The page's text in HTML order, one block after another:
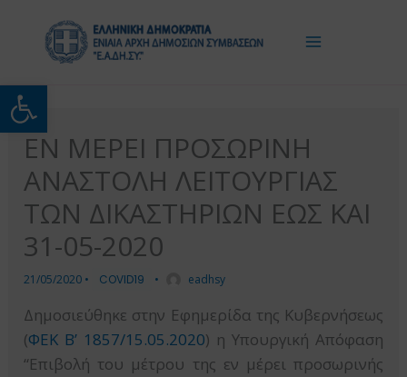
Ανοίξτε τη γραμμή
περιεχόμενο
ΕΝ ΜΕΡΕΙ ΠΡΟΣΩΡΙΝΗ
ΑΝΑΣΤΟΛΗ ΛΕΙΤΟΥΡΓΙΑΣ
ΤΩΝ ΔΙΚΑΣΤΗΡΙΩΝ ΕΩΣ ΚΑΙ
31-05-2020
21/05/2020 • COVID19 • eadhsy
Δημοσιεύθηκε στην Εφημερίδα της Κυβερνήσεως
(ΦΕΚ B’ 1857/15.05.2020) η Υπουργική Απόφαση
“Επιβολή του μέτρου της εν μέρει προσωρινής